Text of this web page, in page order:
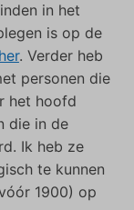
in het
is op de
. Verder heb
personen die
het hoofd
die in de
Ik heb ze
te kunnen
1900) op